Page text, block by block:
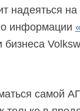
надеяться
информации
самой